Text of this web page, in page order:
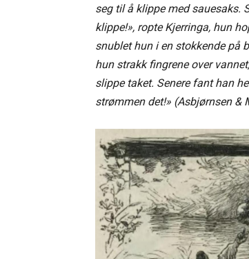
seg til å klippe med sauesaks.
klippe!», ropte Kjerringa, hun
snublet hun i en stokkende på
hun strakk fingrene over
slippe taket. Senere fant han
strømmen det!» (Asbjørnsen &